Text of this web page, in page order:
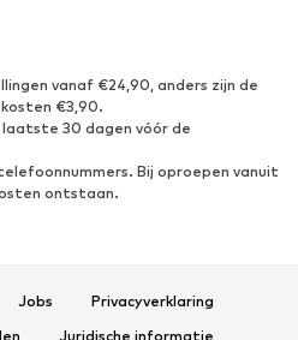
Enkellaarsjes
Laarzen
Ballerina's
vanaf €24,90, anders zijn de
€3,90.
30 dagen vóór de
Bij oproepen vanuit
ontstaan.
Jobs
Privacyverklaring
Juridische informatie